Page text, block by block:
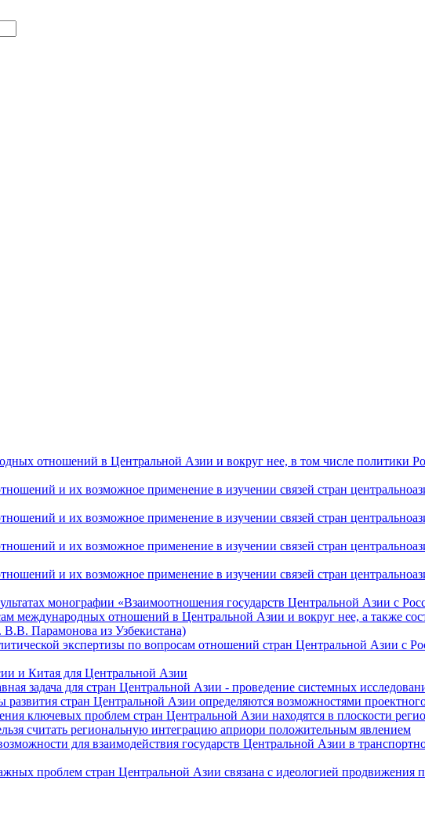
отношений в Центральной Азии и вокруг нее, в том числе политики
и их возможное применение в изучении связей стран
и их возможное применение в изучении связей стран
и их возможное применение в изучении связей стран
и их возможное применение в изучении связей стран
монографии «Взаимоотношения государств Центральной Азии с
международных отношений в Центральной Азии и вокруг нее, а также
Парамонова из Узбекистана)
экспертизы по вопросам отношений стран Центральной Азии с
и Китая для Центральной Азии
задача для стран Центральной Азии - проведение системных
стран Центральной Азии определяются возможностями
ключевых проблем стран Центральной Азии находятся в плоскости
считать региональную интеграцию априори положительным явлением
для взаимодействия государств Центральной Азии в
проблем стран Центральной Азии связана с идеологией продвижения